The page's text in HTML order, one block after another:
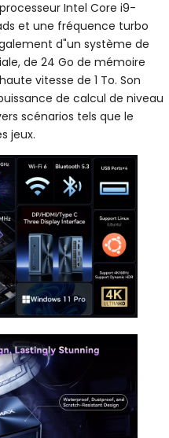
Intel Core i9-
et une fréquence turbo
d"un système de
de 24 Go de mémoire
vitesse de 1 To. Son
de calcul de niveau
scénarios tels que le
jeux.